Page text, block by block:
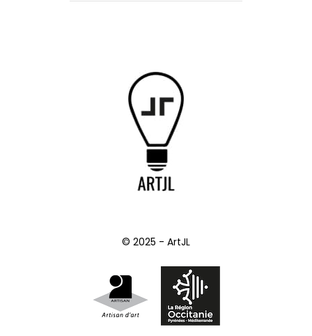
© 2025 - ArtJL